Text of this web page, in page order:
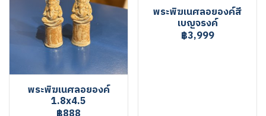
พระพิฆเนศลอยองค์
1.8x4.5
พระพิฆเนศลอยองค์สี
เบญจรงค์
฿3,999